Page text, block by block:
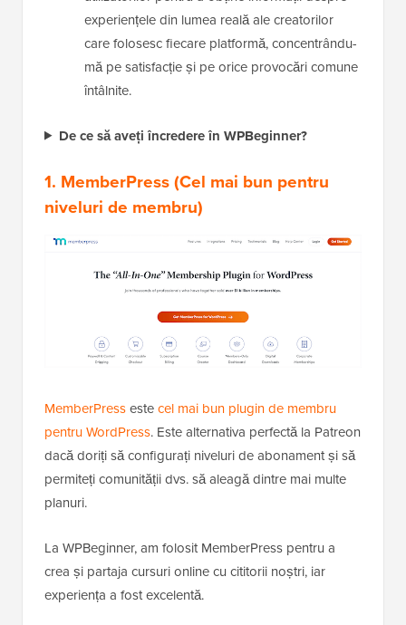
experiențele din lumea reală ale creatorilor
care folosesc fiecare platformă, concentrându-
mă pe satisfacție și pe orice provocări comune
întâlnite.
De ce să aveți încredere în WPBeginner?
1. MemberPress(Cel mai bun pentru
niveluri de membru)
MemberPressestecel mai bun plugin de membru
pentru WordPress. Este alternativa perfectă la Patreon
dacă doriți să configurați niveluri de abonament și să
permiteți comunității dvs. să aleagă dintre mai multe
planuri.
La WPBeginner, am folosit MemberPress pentru a
crea și partaja cursuri online cu cititorii noștri, iar
experiența a fost excelentă.